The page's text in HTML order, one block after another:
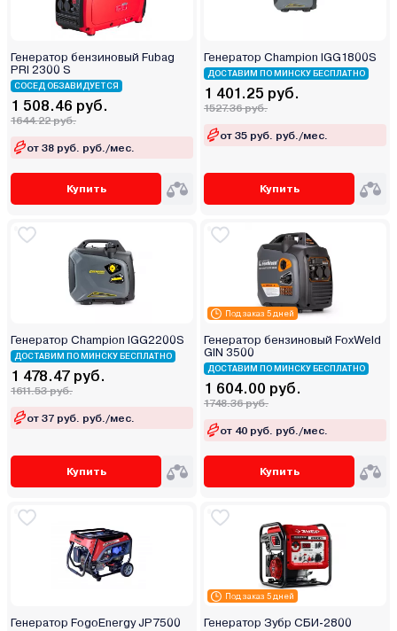
Генератор бензиновый Fubag
PRI 2300 S
СОСЕД ОБЗАВИДУЕТСЯ
1 508.46 руб.
1644.22 руб.
от 38 руб. руб./мес.
Купить
Генератор Champion IGG1800S
ДОСТАВИМ ПО МИНСКУ БЕСПЛАТНО
1 401.25 руб.
1527.36 руб.
от 35 руб. руб./мес.
Купить
Генератор Champion IGG2200S
ДОСТАВИМ ПО МИНСКУ БЕСПЛАТНО
1 478.47 руб.
1611.53 руб.
от 37 руб. руб./мес.
Купить
Под заказ 5 дней
Генератор бензиновый FoxWeld
GIN 3500
ДОСТАВИМ ПО МИНСКУ БЕСПЛАТНО
1 604.00 руб.
1748.36 руб.
от 40 руб. руб./мес.
Купить
Генератор FogoEnergy JP7500
Под заказ 5 дней
Генератор Зубр СБИ-2800